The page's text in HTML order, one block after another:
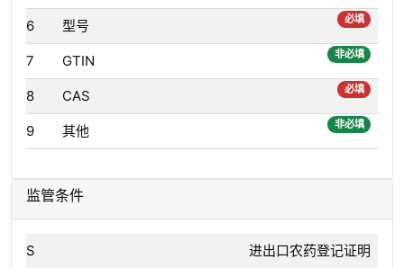
6 型号 必填
7 GTIN 非必填
8 CAS 必填
9 其他 非必填
监管条件
S 进出口农药登记证明